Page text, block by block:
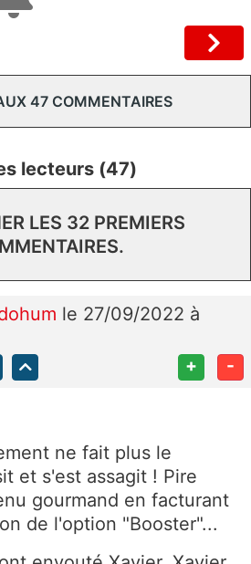
47 COMMENTAIRES
lecteurs (47)
LES 32 PREMIERS
le 27/09/2022 à
+ -
ne fait plus le
et s'est assagit ! Pire
gourmand en facturant
de l'option "Booster"...